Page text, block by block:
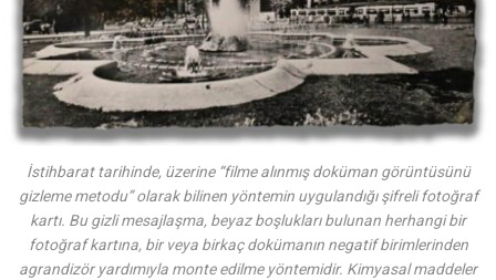
İstihbarat tarihinde, üzerine “filme alınmış doküman görüntüsünü
gizleme metodu” olarak bilinen yöntemin uygulandığı şifreli fotoğraf
kartı. Bu gizli mesajlaşma, beyaz boşlukları bulunan herhangi bir
fotoğraf kartına, bir veya birkaç dokümanın negatif birimlerinden
agrandizör yardımıyla monte edilme yöntemidir. Kimyasal maddeler